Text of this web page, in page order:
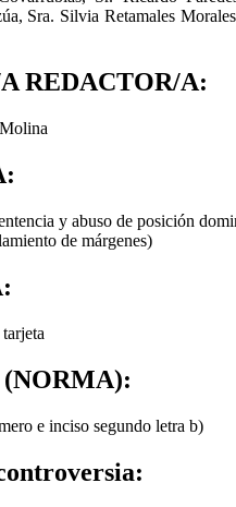
Sra. Silvia Retamales
REDACTOR/A:
y abuso de posición
de márgenes)
e inciso segundo letra b)